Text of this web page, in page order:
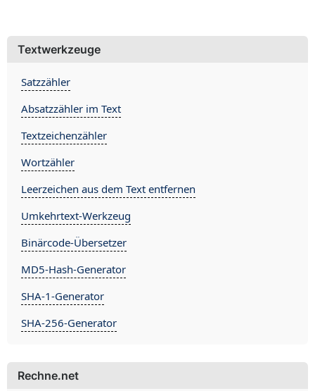
Textwerkzeuge
Satzzähler
Absatzzähler im Text
Textzeichenzähler
Wortzähler
Leerzeichen aus dem Text entfernen
Umkehrtext-Werkzeug
Binärcode-Übersetzer
MD5-Hash-Generator
SHA-1-Generator
SHA-256-Generator
Rechne.net